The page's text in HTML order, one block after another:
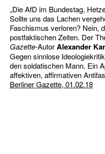
„Die AfD im Bundestag,
Sollte uns das Lachen
Faschismus verloren? Nein,
postfaktischen Zeiten. Der
Gazette-AutorAlexander
Gegen sinnlose
den soldatischen Mann. Ein
affektiven, affirmativen
Berliner Gazette, 01.02.18